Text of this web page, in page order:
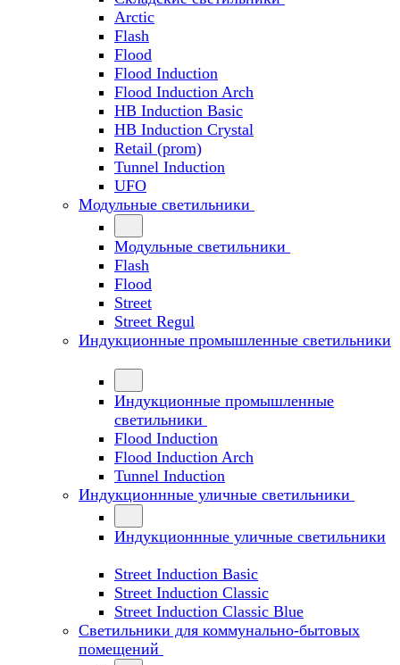
Arctic
Flash
Flood
Flood Induction
Flood Induction Arch
HB Induction Basic
HB Induction Crystal
Retail (prom)
Tunnel Induction
UFO
Модульные светильники
Модульные светильники
Flash
Flood
Street
Street Regul
Индукционные промышленные светильники
Индукционные промышленные
светильники
Flood Induction
Flood Induction Arch
Tunnel Induction
Индукционнные уличные светильники
Индукционнные уличные светильники
Street Induction Basic
Street Induction Classic
Street Induction Classic Blue
Светильники для коммунально-бытовых
помещений